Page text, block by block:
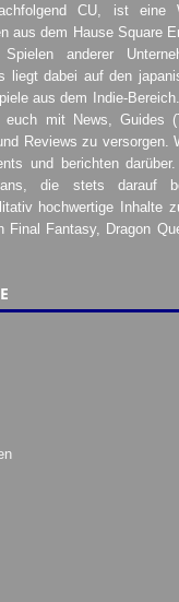
CU, ist eine
aus dem Hause Square
anderer
liegt dabei auf den
aus dem Indie-
mit News, Guides
Reviews zu versorgen.
und berichten
die stets darauf
hochwertige Inhalte
Final Fantasy, Dragon